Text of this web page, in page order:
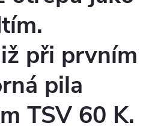
při prvním
pila
TSV 60 K.